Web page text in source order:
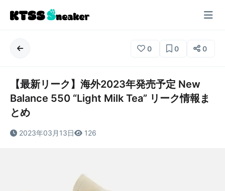
0 0 0
【最新リーク】海外2023年発売予定 New
Balance 550 “Light Milk Tea” リーク情報ま
とめ
2023年03月13日 126